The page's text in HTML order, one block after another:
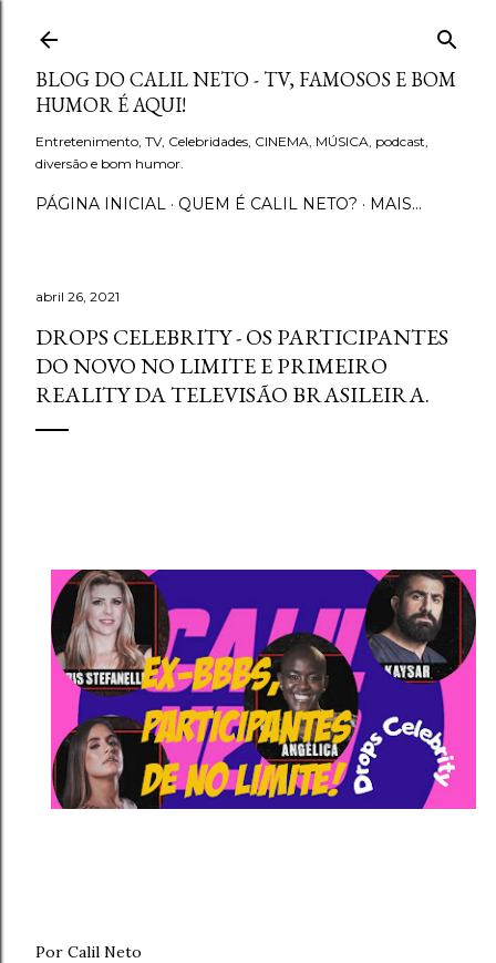
Pular para o conteúdo principal
BLOG DO CALIL NETO - TV, FAMOSOS E BOM
HUMOR É AQUI!
Entretenimento, TV, Celebridades, CINEMA, MÚSICA, podcast,
diversão e bom humor.
PÁGINA INICIAL QUEM É CALIL NETO? MAIS…
abril 26, 2021
DROPS CELEBRITY - OS PARTICIPANTES
DO NOVO NO LIMITE E PRIMEIRO
REALITY DA TELEVISÃO BRASILEIRA.
Por Calil Neto